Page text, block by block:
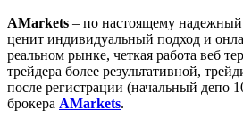
AMarkets – по настоящему надежный
ценит индивидуальный подход и
реальном рынке, четкая работа веб
трейдера более результативной,
после регистрации (начальный депо
брокера AMarkets.